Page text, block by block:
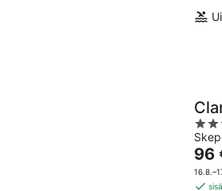
4
out
of
5
on
96 €
96